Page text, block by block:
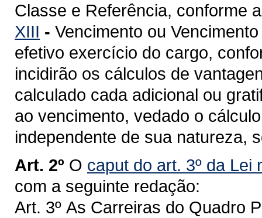
Classe e Referência, conforme
XIII - Vencimento ou
efetivo exercício do cargo,
incidirão os cálculos de
calculado cada adicional ou
ao vencimento, vedado o
independente de sua natureza,
Art. 2º O caput do art. 3º da Lei
com a seguinte redação:
Art. 3º As Carreiras do Quadro